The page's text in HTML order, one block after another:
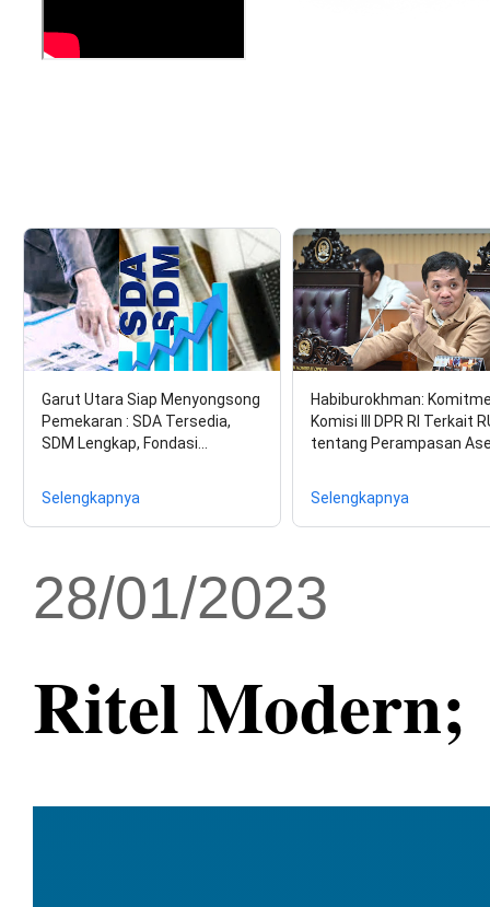
Garut Utara Siap Menyongsong
Pemekaran : SDA Tersedia,
SDM Lengkap, Fondasi…
Selengkapnya
Habiburokhman:
Komisi III DPR RI Terkait
tentang Perampasan
Selengkapnya
28/01/2023
Ritel Modern;